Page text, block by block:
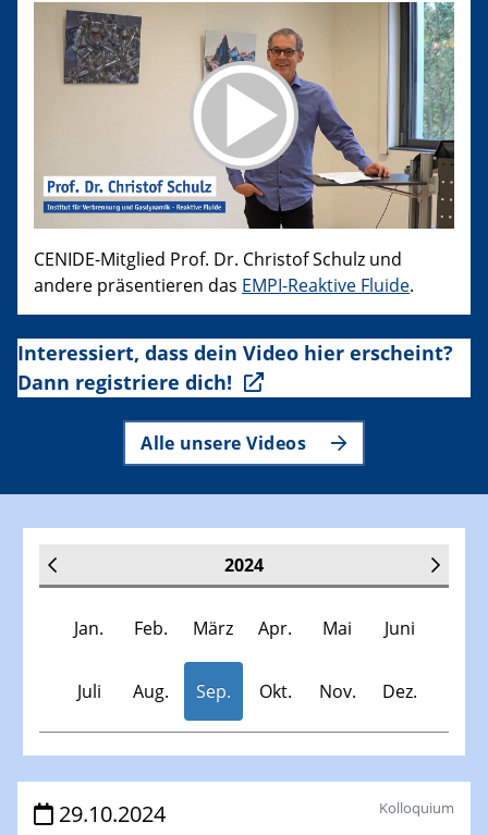
CENIDE-Mitglied Prof. Dr. Christof Schulz und
andere präsentieren das EMPI-Reaktive Fluide.
Interessiert, dass dein Video hier erscheint?
Dann registriere dich!
Alle unsere Videos
2024
Jan. Feb. März Apr. Mai Juni
Juli Aug. Sep. Okt. Nov. Dez.
Veranstaltungen
29.10.2024 Kolloquium